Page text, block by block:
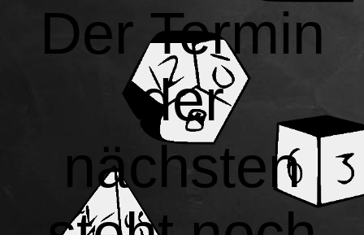
Der Termin
der
nächsten